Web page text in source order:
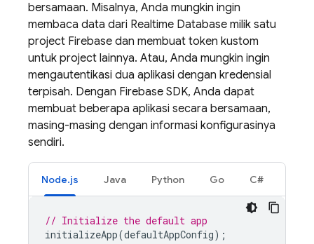
bersamaan. Misalnya, Anda mungkin ingin
membaca data dari Realtime Database milik satu
project Firebase dan membuat token kustom
untuk project lainnya. Atau, Anda mungkin ingin
mengautentikasi dua aplikasi dengan kredensial
terpisah. Dengan Firebase SDK, Anda dapat
membuat beberapa aplikasi secara bersamaan,
masing-masing dengan informasi konfigurasinya
sendiri.
Node.js Java Python Go C#
// Initialize the default app
initializeApp(defaultAppConfig);